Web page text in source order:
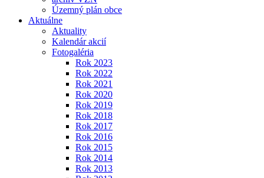
Územný plán obce
Aktuálne
Aktuality
Kalendár akcií
Fotogaléria
Rok 2023
Rok 2022
Rok 2021
Rok 2020
Rok 2019
Rok 2018
Rok 2017
Rok 2016
Rok 2015
Rok 2014
Rok 2013